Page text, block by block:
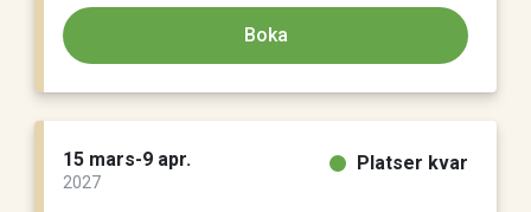
Boka
15 mars-9 apr.
2027
Platser kvar